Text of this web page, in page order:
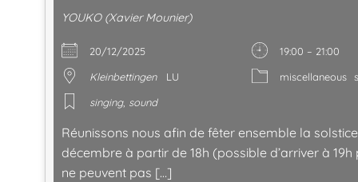
YOUKO (Xavier Mounier)
20/12/2025
19:00 – 21:00
Kleinbettingen
LU miscellaneous
singing, sound
Réunissons nous afin de fêter ensemble la
décembre à partir de 18h (possible d’arriver à 19h
ne peuvent pas […]